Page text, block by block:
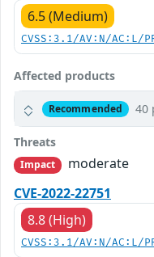
6.5 (Medium)
CVSS:3.1/AV:N/AC:L/
Affected products
Recommended 40
Threats
Impact
moderate
CVE-2022-22751
8.8 (High)
CVSS:3.1/AV:N/AC:L/